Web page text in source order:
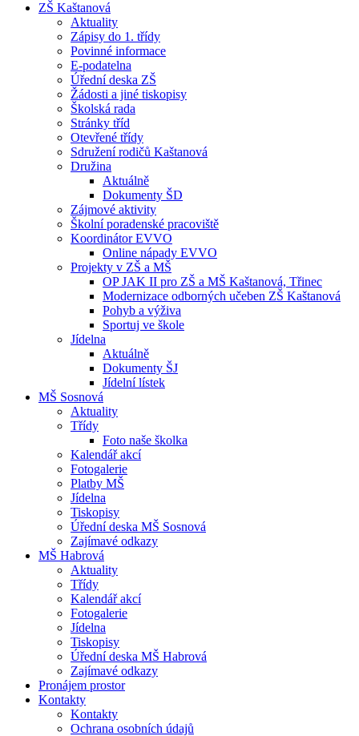
ZŠ Kaštanová
Aktuality
Zápisy do 1. třídy
Povinné informace
E-podatelna
Úřední deska ZŠ
Žádosti a jiné tiskopisy
Školská rada
Stránky tříd
Otevřené třídy
Sdružení rodičů Kaštanová
Družina
Aktuálně
Dokumenty ŠD
Zájmové aktivity
Školní poradenské pracoviště
Koordinátor EVVO
Online nápady EVVO
Projekty v ZŠ a MŠ
OP JAK II pro ZŠ a MŠ Kaštanová, Třinec
Modernizace odborných učeben ZŠ Kaštanová
Pohyb a výživa
Sportuj ve škole
Jídelna
Aktuálně
Dokumenty ŠJ
Jídelní lístek
MŠ Sosnová
Aktuality
Třídy
Foto naše školka
Kalendář akcí
Fotogalerie
Platby MŠ
Jídelna
Tiskopisy
Úřední deska MŠ Sosnová
Zajímavé odkazy
MŠ Habrová
Aktuality
Třídy
Kalendář akcí
Fotogalerie
Jídelna
Tiskopisy
Úřední deska MŠ Habrová
Zajímavé odkazy
Pronájem prostor
Kontakty
Kontakty
Ochrana osobních údajů